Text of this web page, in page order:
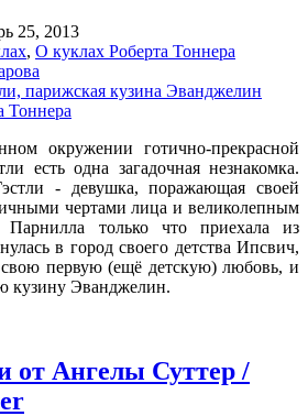
25, 2013
, О куклах Роберта Тоннера
окружении готично-прекрасной
есть одна загадочная незнакомка.
- девушка, поражающая своей
чертами лица и великолепным
только что приехала из
в город своего детства Ипсвич,
свою первую (ещё детскую) любовь, и
кузину Эванджелин.
от Ангелы Суттер /